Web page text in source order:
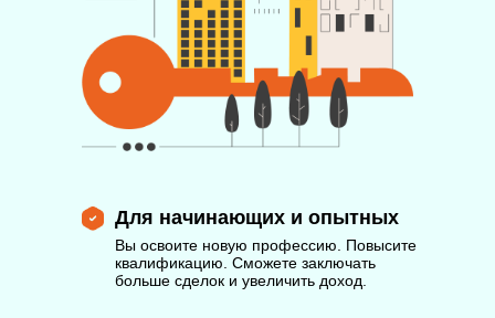
Для начинающих и опытных
Вы освоите новую профессию. Повысите
квалификацию. Сможете заключать
больше сделок и увеличить доход.